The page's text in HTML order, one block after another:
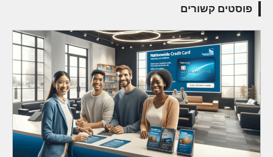
פוסטים קשורים